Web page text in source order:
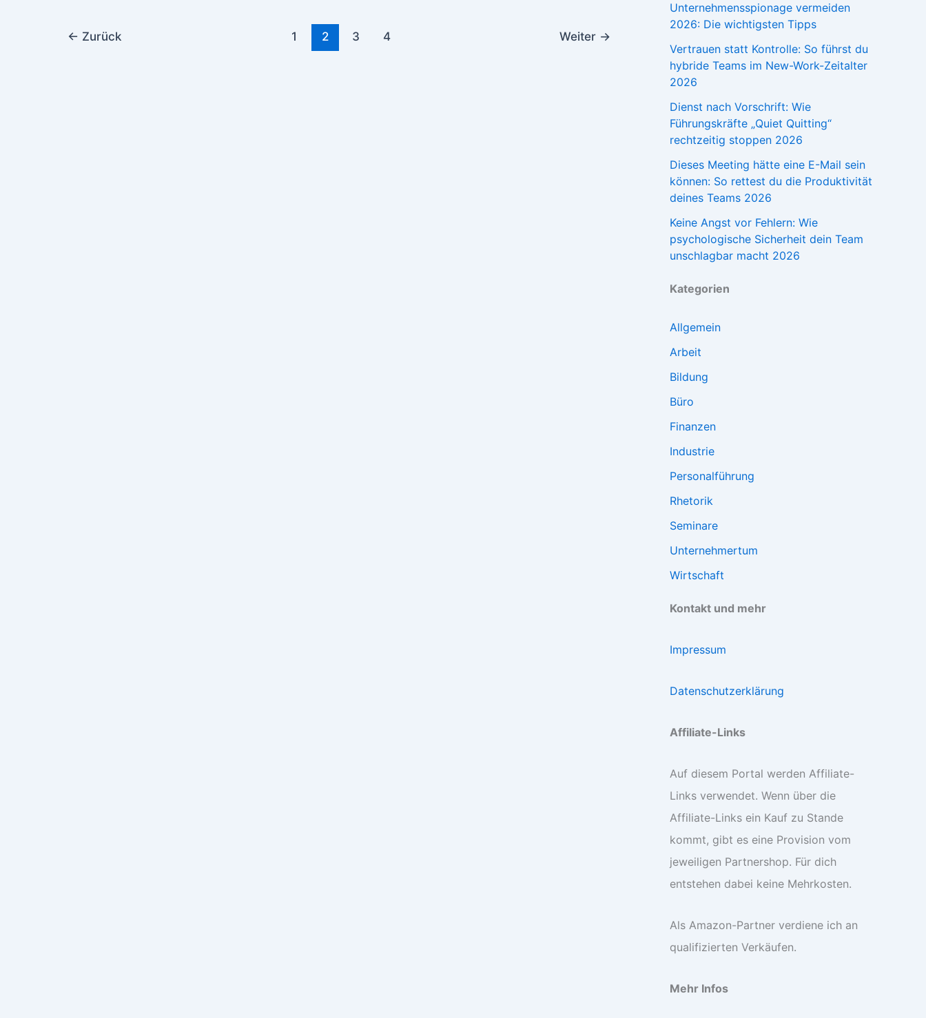
← Zurück 1 2 3 4 Weiter →
Unternehmensspionage vermeiden
2026: Die wichtigsten Tipps
Vertrauen statt Kontrolle: So führst du
hybride Teams im New-Work-Zeitalter
2026
Dienst nach Vorschrift: Wie
Führungskräfte „Quiet Quitting“
rechtzeitig stoppen 2026
Dieses Meeting hätte eine E-Mail sein
können: So rettest du die Produktivität
deines Teams 2026
Keine Angst vor Fehlern: Wie
psychologische Sicherheit dein Team
unschlagbar macht 2026
Kategorien
Allgemein
Arbeit
Bildung
Büro
Finanzen
Industrie
Personalführung
Rhetorik
Seminare
Unternehmertum
Wirtschaft
Kontakt und mehr
Impressum
Datenschutzerklärung
Affiliate-Links
Auf diesem Portal werden Affiliate-
Links verwendet. Wenn über die
Affiliate-Links ein Kauf zu Stande
kommt, gibt es eine Provision vom
jeweiligen Partnershop. Für dich
entstehen dabei keine Mehrkosten.
Als Amazon-Partner verdiene ich an
qualifizierten Verkäufen.
Mehr Infos